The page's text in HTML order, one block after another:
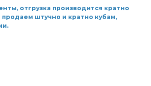
отгрузка производится кратно
штучно и кратно кубам,